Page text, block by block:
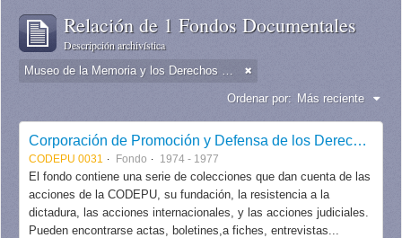
Relación de 1 Fondos Documentales
Descripción archivística
Museo de la Memoria y los Derechos Humanos - Chile
Ordenar por: Más reciente
Corporación de Promoción y Defensa de los Derechos del Pueblo CODEPU
CODEPU 0031 Fondo 1974 - 1977
El fondo contiene una serie de colecciones que dan cuenta de las
acciones de la CODEPU, su fundación, la resistencia a la
dictadura, las acciones internacionales, y las acciones judiciales.
Pueden encontrarse actas, boletines,a fiches, entrevistas...